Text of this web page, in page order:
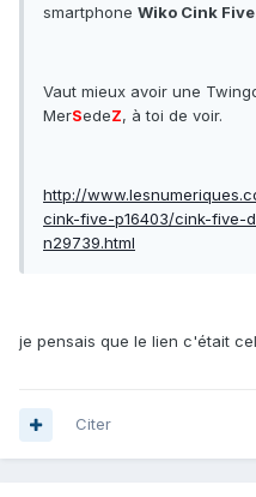
smartphone Wiko Cink
Vaut mieux avoir une
MerSedeZ, à toi de voir.
http://
cink-five-p16403/cink-five-
n29739.html
je pensais que le lien c'était
Citer